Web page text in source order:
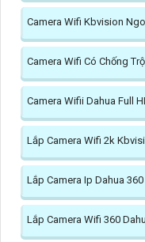
Camera Wifi Kbvision
Camera Wifi Có Chống
Camera Wifii Dahua Full
Lắp Camera Wifi 2k
Lắp Camera Ip Dahua 360
Lắp Camera Wifi 360